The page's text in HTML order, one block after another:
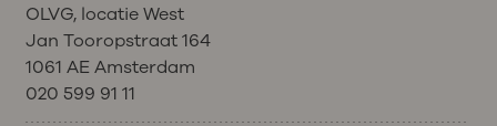
OLVG, locatie West
Jan Tooropstraat 164
1061 AE Amsterdam
020 599 91 11